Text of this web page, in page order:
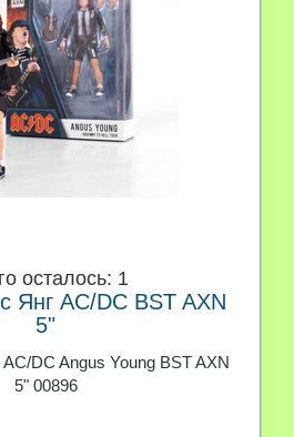
осталось: 1
Янг AC/DC BST AXN
5"
DC Angus Young BST AXN
5" 00896